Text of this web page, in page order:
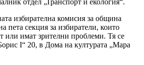
избирателна комисия за община
пета секция за избиратели, които
или имат зрителни проблеми. Тя се
I“ 20, в Дома на културата „Мара